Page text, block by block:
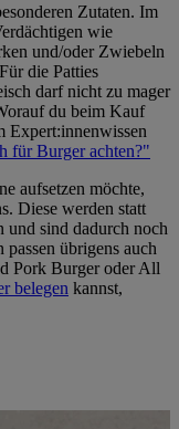
Zutaten. Im
wie
und/oder Zwiebeln
die Patties
darf nicht zu mager
du beim Kauf
Expert:innenwissen
für Burger achten?"
aufsetzen möchte,
Diese werden statt
sind dadurch noch
übrigens auch
Pork Burger oder All
belegen kannst,